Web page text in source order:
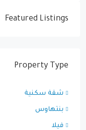
Featured Listings
Property Type
شقة سكنية
بنتهاوس
فيلا